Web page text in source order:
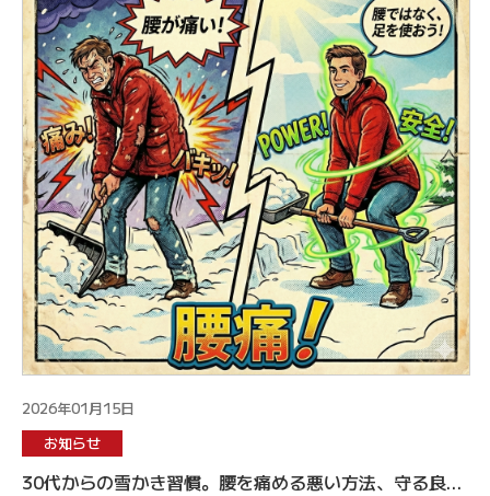
2026年01月15日
お知らせ
30代からの雪かき習慣。腰を痛める悪い方法、守る良い